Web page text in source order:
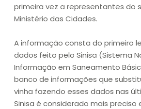
primeira vez a representantes do
Ministério das Cidades.
A informação consta do primeiro
dados feito pelo Sinisa (Sistema
Informação em Saneamento
banco de informações que
vinha fazendo esses dados nas
Sinisa é considerado mais preciso